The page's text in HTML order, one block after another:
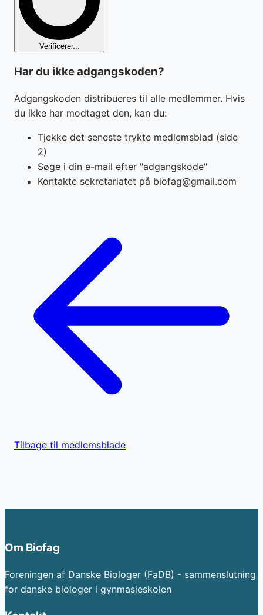
Verificerer...
Har du ikke adgangskoden?
Adgangskoden distribueres til alle medlemmer. Hvis
du ikke har modtaget den, kan du:
Tjekke det seneste trykte medlemsblad (side
2)
Søge i din e-mail efter "adgangskode"
Kontakte sekretariatet på biofag@gmail.com
Tilbage til medlemsblade
Om Biofag
Foreningen af Danske Biologer (FaDB) - sammenslutning
for danske biologer i gynmasieskolen